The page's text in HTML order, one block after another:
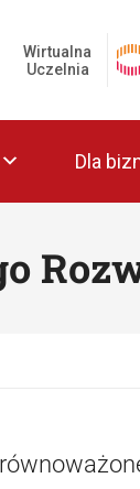
Wirtualna
Uczelnia
Dla